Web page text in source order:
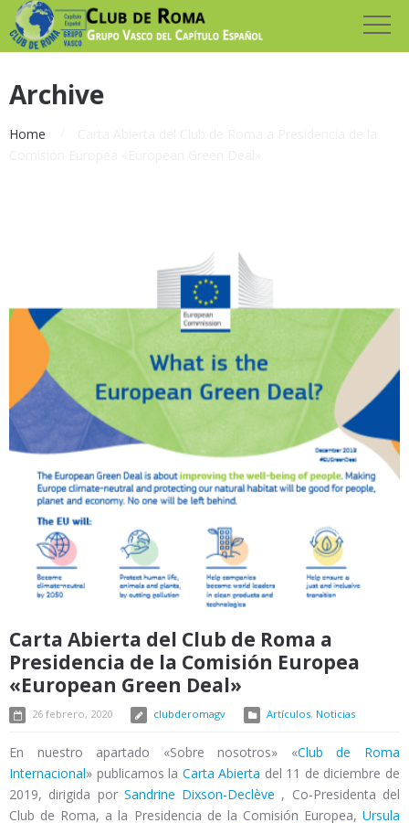
Archive
Home
Carta Abierta del Club de Roma a
Presidencia de la Comisión Europea
«European Green Deal»
26 febrero, 2020 clubderomagv Artículos, Noticias
En nuestro apartado «Sobre nosotros» «Club de Roma
Internacional» publicamos la Carta Abierta del 11 de diciembre de
2019, dirigida por Sandrine Dixson-Declève , Co-Presidenta del
Club de Roma, a la Presidencia de la Comisión Europea, Ursula